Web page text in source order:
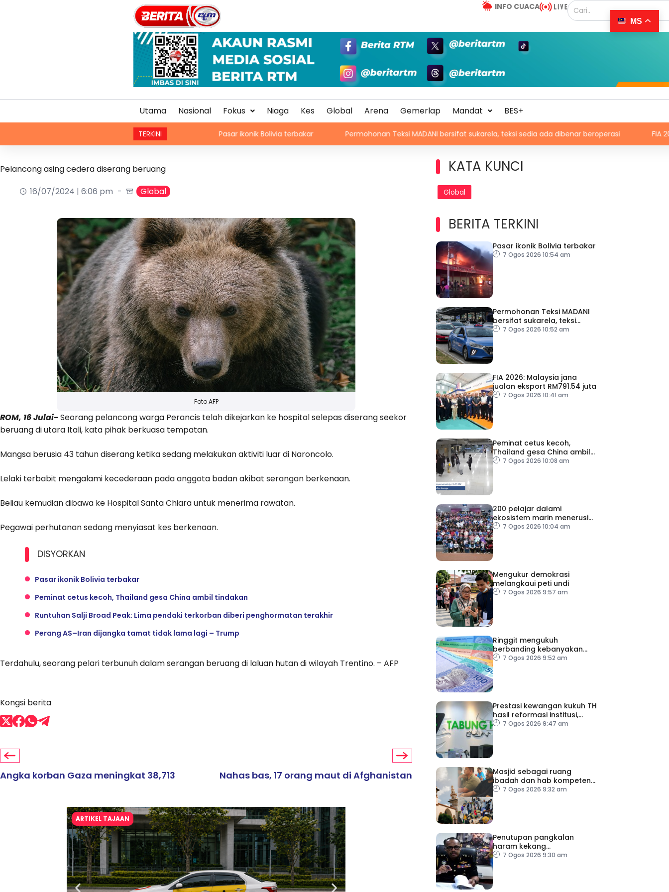
INFO CUACA
Utama Nasional Fokus Niaga Kes Global Arena Gemerlap Mandat BES+
TERKINI Pasar ikonik Bolivia terbakar Permohonan Teksi MADANI bersifat sukarela, teksi sedia ada dibenar beroperasi FIA 2026:
Pelancong asing cedera diserang beruang
16/07/2024 | 6:06 pm
Global
Foto AFP
ROM, 16 Julai-Seorang pelancong warga Perancis telah dikejarkan ke hospital selepas diserang seekor
beruang di utara Itali, kata pihak berkuasa tempatan.
Mangsa berusia 43 tahun diserang ketika sedang melakukan aktiviti luar di Naroncolo.
Lelaki terbabit mengalami kecederaan pada anggota badan akibat serangan berkenaan.
Beliau kemudian dibawa ke Hospital Santa Chiara untuk menerima rawatan.
Pegawai perhutanan sedang menyiasat kes berkenaan.
DISYORKAN
Pasar ikonik Bolivia terbakar
Peminat cetus kecoh, Thailand gesa China ambil tindakan
Runtuhan Salji Broad Peak: Lima pendaki terkorban diberi penghormatan terakhir
Perang AS–Iran dijangka tamat tidak lama lagi – Trump
Terdahulu, seorang pelari terbunuh dalam serangan beruang di laluan hutan di wilayah Trentino. – AFP
Kongsi berita
Angka korban Gaza meningkat 38,713 Nahas bas, 17 orang maut di Afghanistan
ARTIKEL TAJAAN
KATA KUNCI
Global
BERITA TERKINI
Pasar ikonik Bolivia terbakar
7 Ogos 2026 10:54 am
Permohonan Teksi MADANI
bersifat sukarela, teksi
sedia ada dibenar
7 Ogos 2026 10:52 am
FIA 2026: Malaysia jana
jualan eksport RM791.54 juta
7 Ogos 2026 10:41 am
Peminat cetus kecoh,
Thailand gesa China ambil
tindakan
7 Ogos 2026 10:08 am
200 pelajar dalami
ekosistem marin menerusi
Blue School Malaysia
7 Ogos 2026 10:04 am
Mengukur demokrasi
melangkaui peti undi
7 Ogos 2026 9:57 am
Ringgit mengukuh
berbanding kebanyakan
mata wang utama, stabil
7 Ogos 2026 9:52 am
Prestasi kewangan kukuh TH
hasil reformasi institusi,
pelaksanaan syor RCI –
7 Ogos 2026 9:47 am
Masjid sebagai ruang
ibadah dan hab kompetensi
komuniti
7 Ogos 2026 9:32 am
Penutupan pangkalan
haram kekang
penyeludupan di Kelantan
7 Ogos 2026 9:30 am
MS